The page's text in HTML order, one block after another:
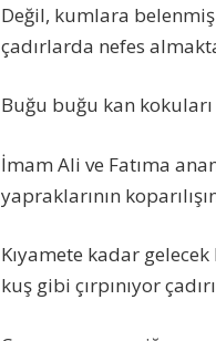
Değil, kumlara
çadırlarda nefes
Buğu buğu kan
İmam Ali ve Fatıma
yapraklarının
Kıyamete kadar
kuş gibi çırpınıyor